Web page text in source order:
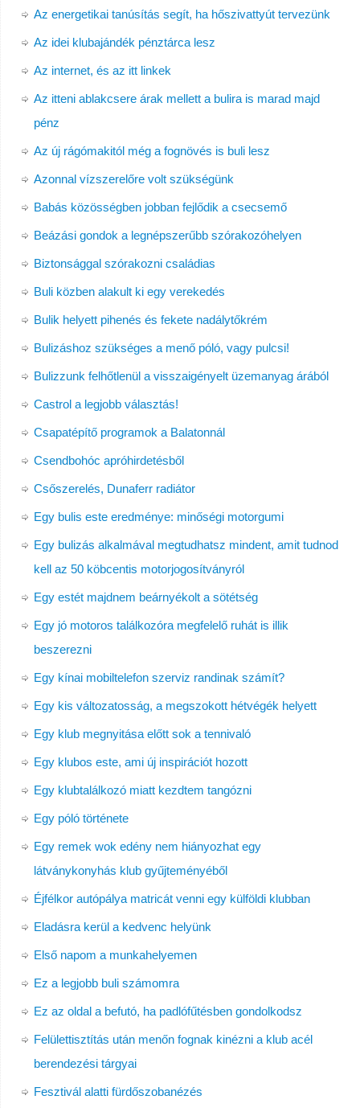
Az energetikai tanúsítás segít, ha hőszivattyút tervezünk
Az idei klubajándék pénztárca lesz
Az internet, és az itt linkek
Az itteni ablakcsere árak mellett a bulira is marad majd
pénz
Az új rágómakitól még a fognövés is buli lesz
Azonnal vízszerelőre volt szükségünk
Babás közösségben jobban fejlődik a csecsemő
Beázási gondok a legnépszerűbb szórakozóhelyen
Biztonsággal szórakozni családias
Buli közben alakult ki egy verekedés
Bulik helyett pihenés és fekete nadálytőkrém
Bulizáshoz szükséges a menő póló, vagy pulcsi!
Bulizzunk felhőtlenül a visszaigényelt üzemanyag árából
Castrol a legjobb választás!
Csapatépítő programok a Balatonnál
Csendbohóc apróhirdetésből
Csőszerelés, Dunaferr radiátor
Egy bulis este eredménye: minőségi motorgumi
Egy bulizás alkalmával megtudhatsz mindent, amit tudnod
kell az 50 köbcentis motorjogosítványról
Egy estét majdnem beárnyékolt a sötétség
Egy jó motoros találkozóra megfelelő ruhát is illik
beszerezni
Egy kínai mobiltelefon szerviz randinak számít?
Egy kis változatosság, a megszokott hétvégék helyett
Egy klub megnyitása előtt sok a tennivaló
Egy klubos este, ami új inspirációt hozott
Egy klubtalálkozó miatt kezdtem tangózni
Egy póló története
Egy remek wok edény nem hiányozhat egy
látványkonyhás klub gyűjteményéből
Éjfélkor autópálya matricát venni egy külföldi klubban
Eladásra kerül a kedvenc helyünk
Első napom a munkahelyemen
Ez a legjobb buli számomra
Ez az oldal a befutó, ha padlófűtésben gondolkodsz
Felülettisztítás után menőn fognak kinézni a klub acél
berendezési tárgyai
Fesztivál alatti fürdőszobanézés